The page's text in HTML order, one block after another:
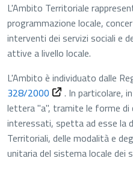
​L'Ambito Territoriale
programmazione locale,
interventi dei servizi sociali e
attive a livello locale.
L'Ambito è individuato dalle
328/2000
. In particolare,
lettera "a", tramite le forme di
interessati, spetta ad esse la
Territoriali, delle modalità e
unitaria del sistema locale dei